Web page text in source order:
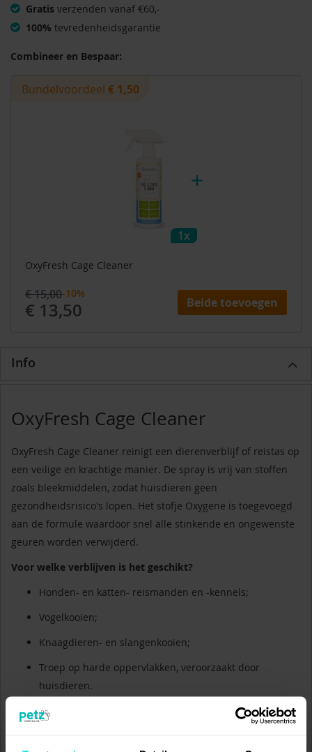
Gratis verzenden vanaf €60,-
100% tevredenheidsgarantie
Combineer en Bespaar:
Bundelvoordeel € 1,50
1x
OxyFresh Cage Cleaner
€ 15,00-10%
€ 13,50 Beide toevoegen
Info
OxyFresh Cage Cleaner
OxyFresh Cage Cleaner reinigt een dierenverblijf of reistas op
een veilige en krachtige manier. De spray is vrij van stoffen
zoals bleekmiddelen, zodat huisdieren geen
gezondheidsrisico's lopen. Het stofje Oxygene is toegevoegd
aan de formule waardoor snel alle stinkende en ongewenste
geuren worden verwijderd.
Voor welke verblijven is het geschikt?
Honden- en katten- reismanden en -kennels;
Vogelkooien;
Knaagdieren- en slangenkooien;
Troep op harde oppervlakken, veroorzaakt door
huisdieren.
Waarom moet je kiezen voor deze reiniger?